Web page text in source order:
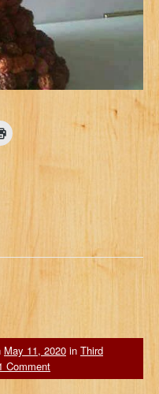
May 11, 2020 in Third
Comment